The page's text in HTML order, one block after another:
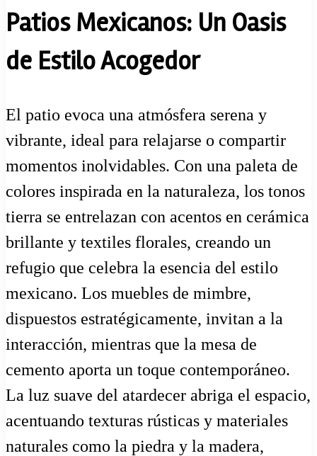
Patios Mexicanos: Un Oasis
de Estilo Acogedor
El patio evoca una atmósfera serena y
vibrante, ideal para relajarse o compartir
momentos inolvidables. Con una paleta de
colores inspirada en la naturaleza, los tonos
tierra se entrelazan con acentos en cerámica
brillante y textiles florales, creando un
refugio que celebra la esencia del estilo
mexicano. Los muebles de mimbre,
dispuestos estratégicamente, invitan a la
interacción, mientras que la mesa de
cemento aporta un toque contemporáneo.
La luz suave del atardecer abriga el espacio,
acentuando texturas rústicas y materiales
naturales como la piedra y la madera,